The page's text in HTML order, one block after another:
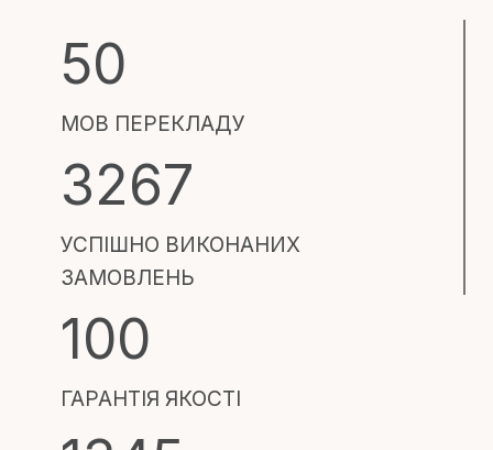
0
50
МОВ ПЕРЕКЛАДУ
2
7
3267
УСПІШНО ВИКОНАНИХ
ЗАМОВЛЕНЬ
100
ГАРАНТІЯ ЯКОСТІ